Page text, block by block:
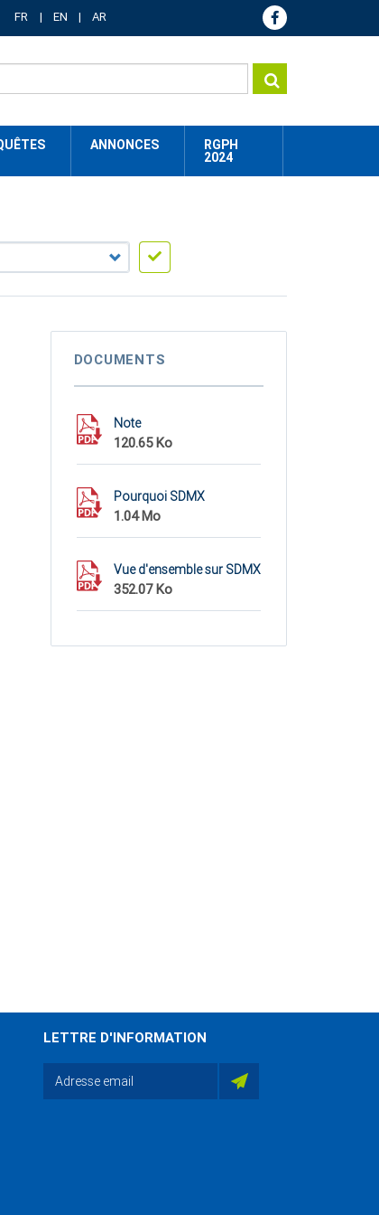
FR EN AR
ANNONCES
RGPH
2024
DOCUMENTS
Note
120.65 Ko
Pourquoi SDMX
1.04 Mo
Vue d'ensemble sur SDMX
352.07 Ko
Data modelling
353.45 Ko
Présenttaion_SDMX_INS_juin_2019
LETTRE D'INFORMATION